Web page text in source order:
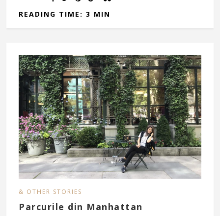
READING TIME: 3 MIN
& OTHER STORIES
Parcurile din Manhattan